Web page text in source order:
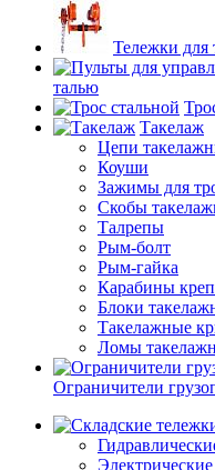
Тележки для
талью
Такелаж
Цепи
Коуши
Зажимы для
Скобы
Талрепы
Рым-болт
Рым-гайка
Карабины
Блоки
Такелажные
Ломы
Ограничители